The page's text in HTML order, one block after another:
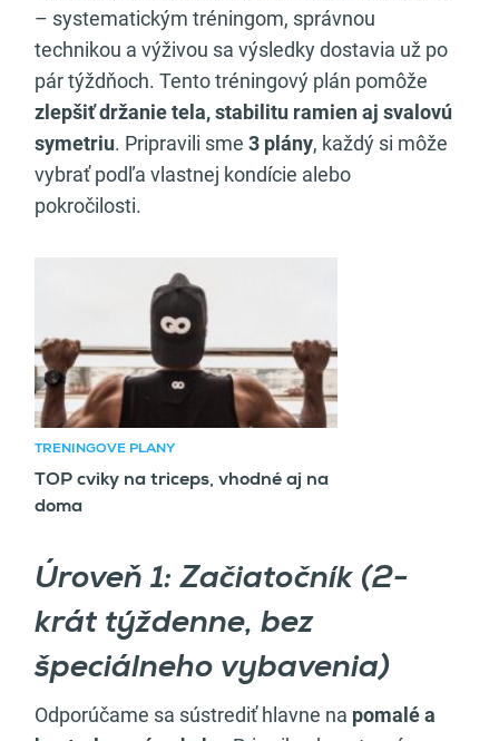
– systematickým tréningom, správnou
technikou a výživou sa výsledky dostavia už po
pár týždňoch. Tento tréningový plán pomôže
zlepšiť držanie tela, stabilitu ramien aj svalovú
symetriu. Pripravili sme 3 plány, každý si môže
vybrať podľa vlastnej kondície alebo
pokročilosti.
Odporúčaný článok
TRÉNINGOVÉ PLÁNY
TOP cviky na triceps, vhodné aj na
doma
Úroveň 1: Začiatočník (2-
krát týždenne, bez
špeciálneho vybavenia)
Odporúčame sa sústrediť hlavne na pomalé a